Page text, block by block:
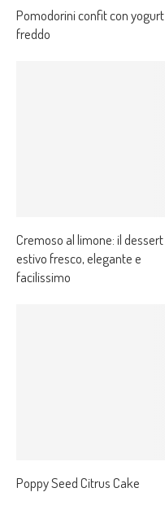
Pomodorini confit con yogurt
freddo
Cremoso al limone: il dessert
estivo fresco, elegante e
facilissimo
Poppy Seed Citrus Cake